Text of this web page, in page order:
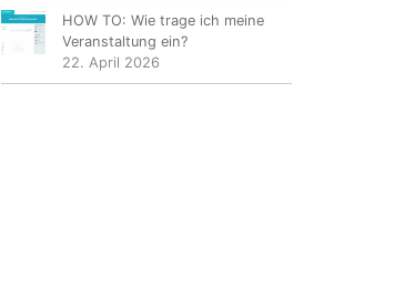
HOW TO: Wie trage ich meine
Veranstaltung ein?
22. April 2026